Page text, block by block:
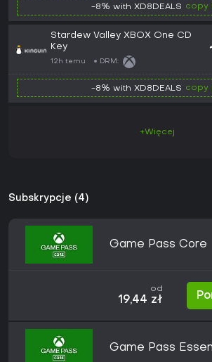
-8% with XD8DEALS copy
Stardew Valley XBOX One CD
Key
12h temu DRM:
-8% with XD8DEALS copy
+Więcej
Subskrypcje (4)
Game Pass Core
od
19,44 zł
Game Pass